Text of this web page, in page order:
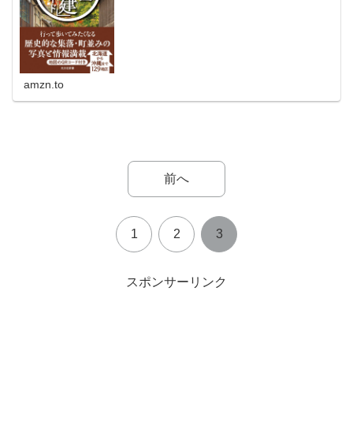
amzn.to
前へ
1 2 3
スポンサーリンク